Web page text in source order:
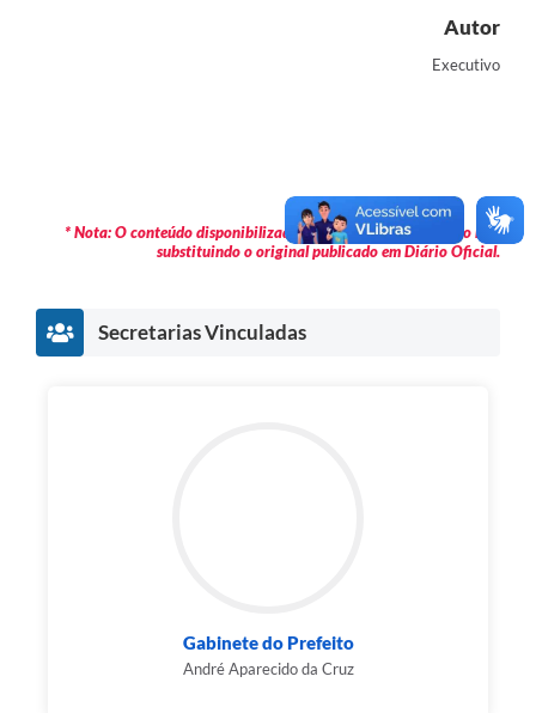
Autor
Executivo
* Nota: O conteúdo disponibilizado é meramente informativo não
substituindo o original publicado em Diário Oficial.
Secretarias Vinculadas
Gabinete do Prefeito
André Aparecido da Cruz